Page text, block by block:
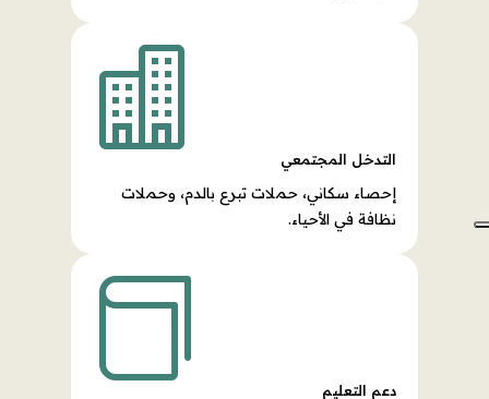

التدخل المجتمعي
إحصاء سكاني، حملات تبرع بالدم، وحملات
نظافة في الأحياء.

دعم التعليم